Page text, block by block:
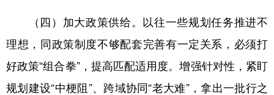
（四）加大政策供给。以往一些规划任务推进不
理想，同政策制度不够配套完善有一定关系，必须打
好政策“组合拳”，提高匹配适用度。增强针对性，紧盯
规划建设“中梗阻”、跨域协同“老大难”，拿出一批行之